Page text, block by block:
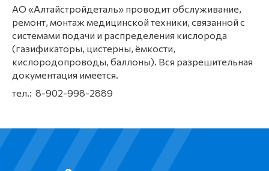
АО «Алтайстройдеталь» проводит обслуживание,
ремонт, монтаж медицинской техники, связанной с
системами подачи и распределения кислорода
(газификаторы, цистерны, ёмкости,
кислородопроводы, баллоны). Вся разрешительная
документация имеется.
тел.: 8-902-998-2889